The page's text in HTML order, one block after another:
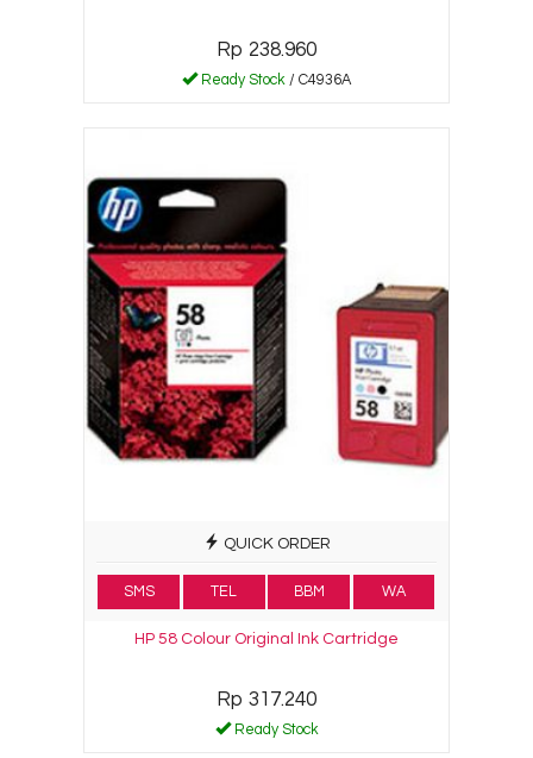
Rp 238.960
Ready Stock / C4936A
QUICK ORDER
SMS TEL BBM WA
HP 58 Colour Original Ink Cartridge
Rp 317.240
Ready Stock